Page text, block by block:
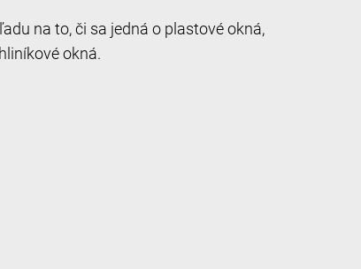
na to, či sa jedná o plastové okná,
okná.